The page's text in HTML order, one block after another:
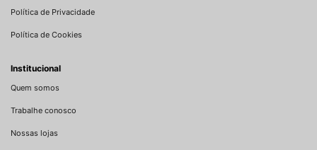
Política de Privacidade
Política de Cookies
Institucional
Quem somos
Trabalhe conosco
Nossas lojas